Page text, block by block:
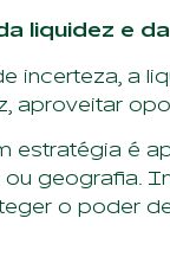
liquidez e
incerteza, a
aproveitar
estratégia é
geografia.
o poder